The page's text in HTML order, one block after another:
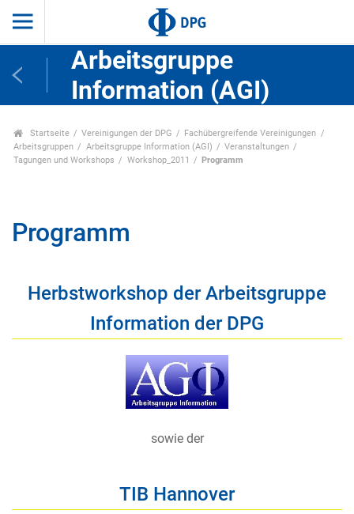
Arbeitsgruppe
Information (AGI)
Startseite Vereinigungen der DPG
Fachübergreifende Vereinigungen
Arbeitsgruppen
Arbeitsgruppe Information (AGI)
Veranstaltungen
Tagungen und Workshops
Workshop_2011 Programm
Programm
Herbstworkshop der Arbeitsgruppe
Information der DPG
sowie der
TIB Hannover